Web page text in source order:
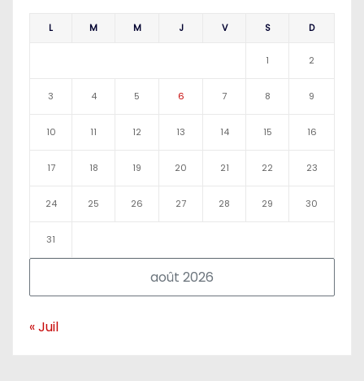
août 2026
L M M J V S D
1 2
3 4 5 6 7 8 9
10 11 12 13 14 15 16
17 18 19 20 21 22 23
24 25 26 27 28 29 30
31
« Juil